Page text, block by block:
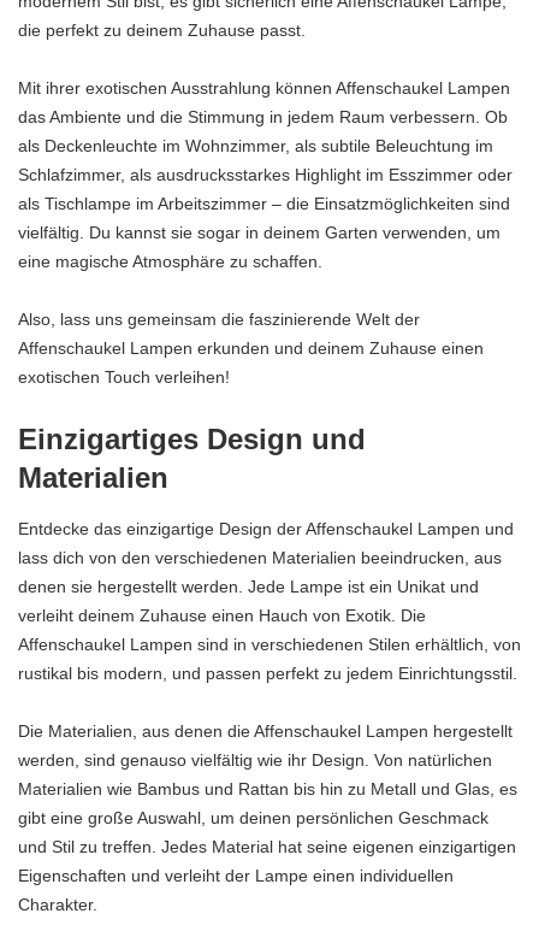
die perfekt zu deinem Zuhause passt.
Mit ihrer exotischen Ausstrahlung können Affenschaukel Lampen
das Ambiente und die Stimmung in jedem Raum verbessern. Ob
als Deckenleuchte im Wohnzimmer, als subtile Beleuchtung im
Schlafzimmer, als ausdrucksstarkes Highlight im Esszimmer oder
als Tischlampe im Arbeitszimmer – die Einsatzmöglichkeiten sind
vielfältig. Du kannst sie sogar in deinem Garten verwenden, um
eine magische Atmosphäre zu schaffen.
Also, lass uns gemeinsam die faszinierende Welt der
Affenschaukel Lampen erkunden und deinem Zuhause einen
exotischen Touch verleihen!
Einzigartiges Design und
Materialien
Entdecke das einzigartige Design der Affenschaukel Lampen und
lass dich von den verschiedenen Materialien beeindrucken, aus
denen sie hergestellt werden. Jede Lampe ist ein Unikat und
verleiht deinem Zuhause einen Hauch von Exotik. Die
Affenschaukel Lampen sind in verschiedenen Stilen erhältlich, von
rustikal bis modern, und passen perfekt zu jedem Einrichtungsstil.
Die Materialien, aus denen die Affenschaukel Lampen hergestellt
werden, sind genauso vielfältig wie ihr Design. Von natürlichen
Materialien wie Bambus und Rattan bis hin zu Metall und Glas, es
gibt eine große Auswahl, um deinen persönlichen Geschmack
und Stil zu treffen. Jedes Material hat seine eigenen einzigartigen
Eigenschaften und verleiht der Lampe einen individuellen
Charakter.